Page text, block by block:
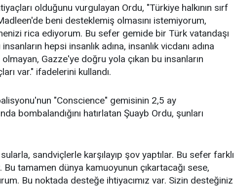
olduğunu vurgulayan Ordu, "Türkiye halkının sırf
beni desteklemiş olmasını istemiyorum,
rica ediyorum. Bu sefer gemide bir Türk vatandaşı
hepsi insanlık adına, insanlık vicdanı adına
Gazze'ye doğru yola çıkan bu insanların
var." ifadelerini kullandı.
"Conscience" gemisinin 2,5 ay
bombalandığını hatırlatan Şuayb Ordu, şunları
sandviçlerle karşılayıp şov yaptılar. Bu sefer farklı
Bu tamamen dünya kamuoyunun çıkartacağı sese,
Bu noktada desteğe ihtiyacımız var. Sizin desteğiniz